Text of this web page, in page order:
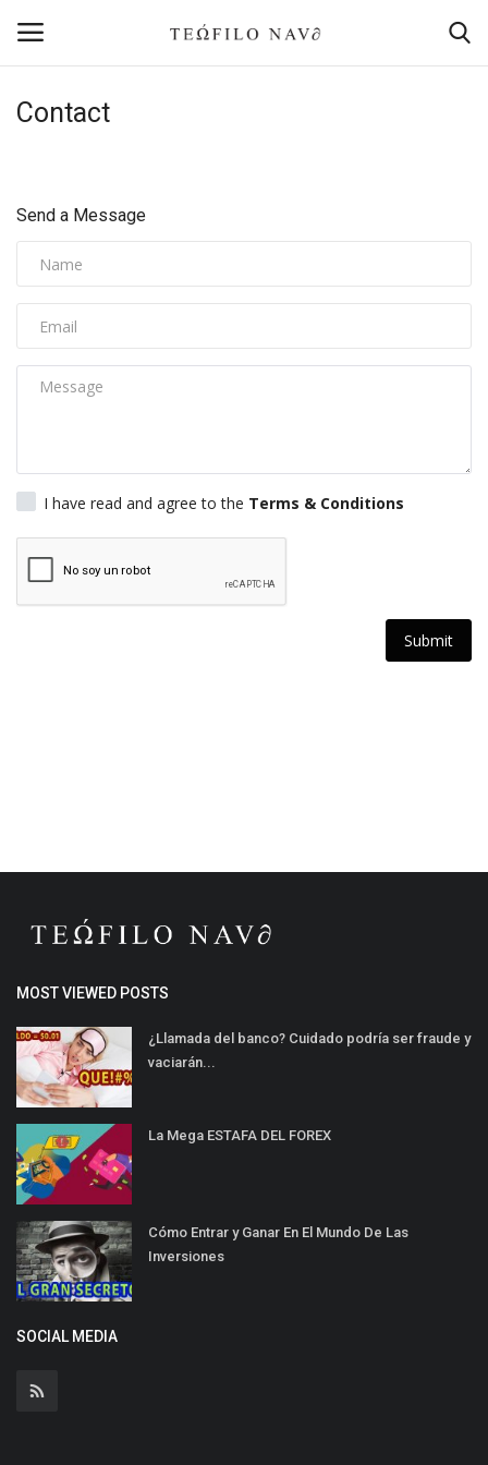
Login
Contact
Bolsa de Valores
Inversiones
Placeres Simples
Gallery
Contact
Send a Message
I have read and agree to the Terms & Conditions
Submit
MOST VIEWED POSTS
¿Llamada del banco? Cuidado podría ser fraude y
vaciarán...
La Mega ESTAFA DEL FOREX
Cómo Entrar y Ganar En El Mundo De Las
Inversiones
SOCIAL MEDIA